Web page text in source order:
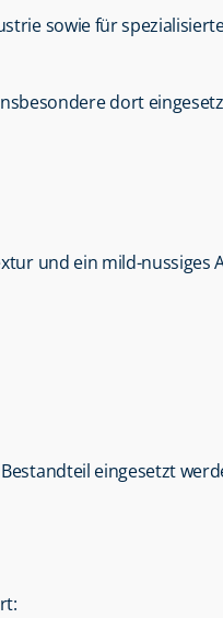
sowie für
dort
und ein mild-nussiges
eingesetzt